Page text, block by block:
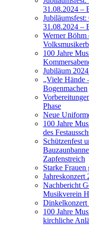
31.08.2024 –
Jubiläumsfest:
31.08.2024 –
Werner Böhm
100 Jahre
Jubiläum
„Viele Hände
Bogenmachen
Phase
Neue
100 Jahre
des
Schützenfest
Zapfenstreich
Starke
Jahreskonzert
Nachbericht
Musikverein
Dinkelkonzert
100 Jahre
kirchliche